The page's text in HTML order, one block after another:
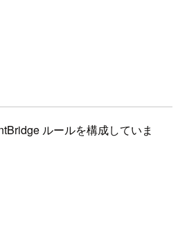
ルールを構成していま